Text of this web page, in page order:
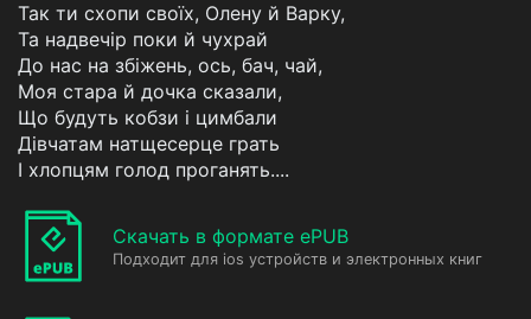
Так ти схопи своїх, Олену й Варку,
Та надвечір поки й чухрай
До нас на збіжень, ось, бач, чай,
Моя стара й дочка сказали,
Що будуть кобзи і цимбали
Дівчатам натщесерце грать
І хлопцям голод проганять....
Скачать в формате ePUB
Подходит для ios устройств и электронных книг